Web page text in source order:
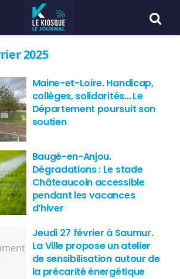
2025
Maine-et-Loire. Handicap,
collèges, solidarités… Le
Département poursuit son
soutien
Baugé-en-Anjou.
Dégradations : Le stade
Châteaucoin accessible
pendant les vacances
d’hiver
Jeudi 27 février à Saumur.
La Ville propose un atelier
de sensibilisation autour de
la précarité énergétique